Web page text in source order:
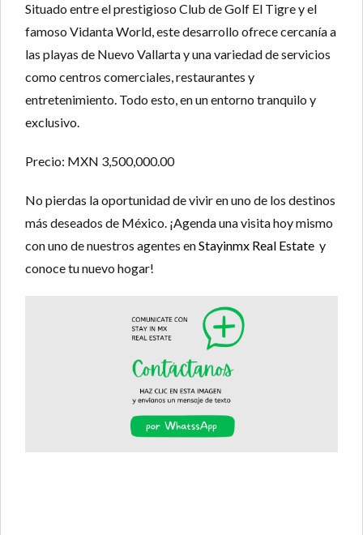
Situado entre el prestigioso Club de Golf El Tigrey el
famoso Vidanta World, este desarrollo ofrece cercanía a
las playas de Nuevo Vallarta y una variedad de servicios
como centros comerciales, restaurantes y
entretenimiento. Todo esto, en un entorno tranquilo y
exclusivo.
Precio: MXN 3,500,000.00
No pierdas la oportunidad de vivir en uno de los destinos
más deseados de México. ¡Agenda una visita hoy mismo
con uno de nuestros agentes enStayinmx Real Estate y
conoce tu nuevo hogar!